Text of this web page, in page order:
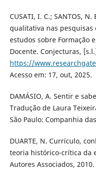
CUSATI, I. C.; SANTOS,
qualitativa nas pesquisas
estudos sobre Formação
Docente. Conjecturas,
https://
Acesso em: 17, out, 2025.
DAMÁSIO, A. Sentir e
Tradução de Laura
São Paulo: Companhia
DUARTE, N. Currículo,
teoria histórico-crítica da
Autores Associados, 2010.